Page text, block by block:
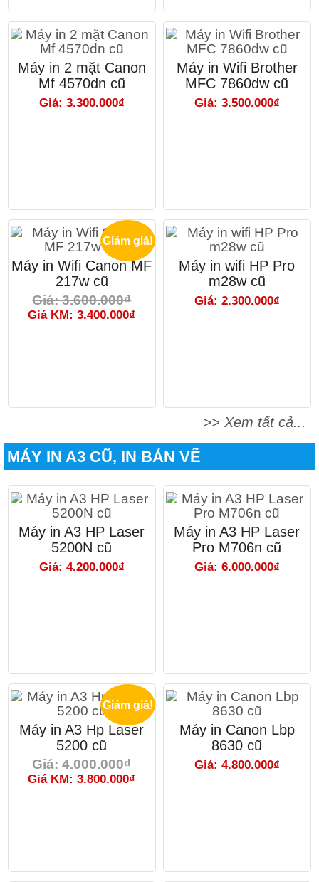
Máy in 2 mặt Canon
Mf 4570dn cũ
Giá: 3.300.000₫
Máy in Wifi Brother
MFC 7860dw cũ
Giá: 3.500.000₫
Giảm giá!
Máy in Wifi Canon MF
217w cũ
Giá: 3.600.000₫
Giá KM: 3.400.000₫
Máy in wifi HP Pro
m28w cũ
Giá: 2.300.000₫
>> Xem tất cả...
MÁY IN A3 CŨ, IN BẢN VẼ
Máy in A3 HP Laser
5200N cũ
Giá: 4.200.000₫
Máy in A3 HP Laser
Pro M706n cũ
Giá: 6.000.000₫
Giảm giá!
Máy in A3 Hp Laser
5200 cũ
Giá: 4.000.000₫
Giá KM: 3.800.000₫
Máy in Canon Lbp
8630 cũ
Giá: 4.800.000₫